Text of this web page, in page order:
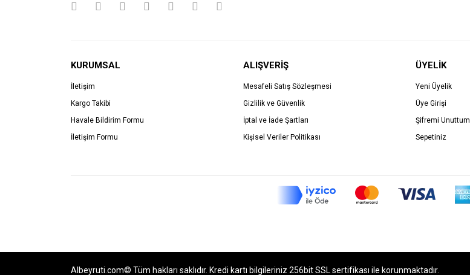
KURUMSAL
İletişim
Kargo Takibi
Havale Bildirim Formu
İletişim Formu
ALIŞVERİŞ
Mesafeli Satış Sözleşmesi
Gizlilik ve Güvenlik
İptal ve İade Şartları
Kişisel Veriler Politikası
ÜYELİK
Yeni Üyelik
Üye Girişi
Şifremi Unuttum
Sepetiniz
Albeyruti.com© Tüm hakları saklıdır. Kredi kartı bilgileriniz 256bit SSL sertifikası ile korunmaktadır.